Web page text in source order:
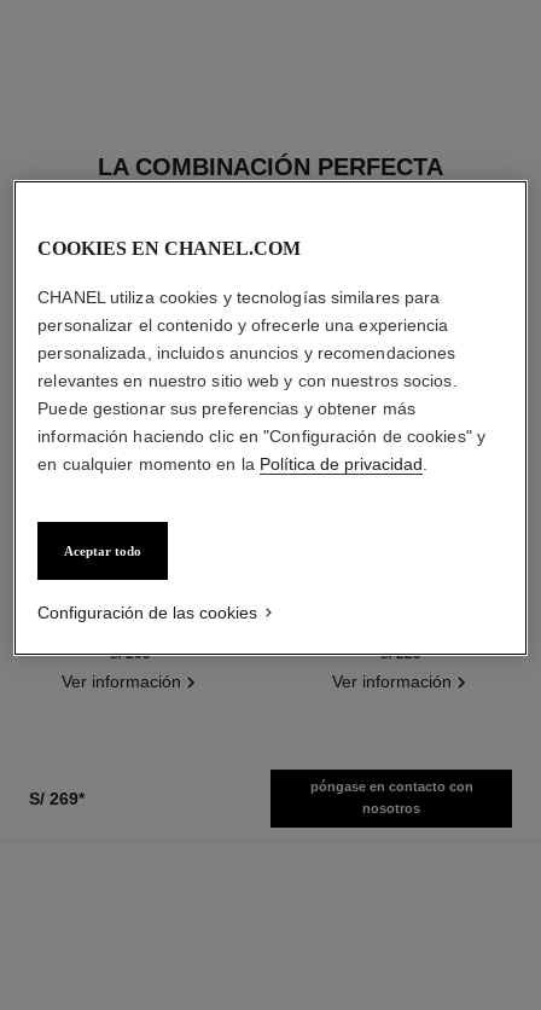
LA COMBINACIÓN PERFECTA
Ref. 169060
s/ 209*
Ver información
s/ 229*
Ver información
S/ 269*
póngase en contacto con
nosotros
COOKIES EN CHANEL.COM
CHANEL utiliza cookies y tecnologías similares para
personalizar el contenido y ofrecerle una experiencia
personalizada, incluidos anuncios y recomendaciones
relevantes en nuestro sitio web y con nuestros socios.
Puede gestionar sus preferencias y obtener más
información haciendo clic en "Configuración de cookies" y
en cualquier momento en la Política de privacidad
Aceptar todo
Configuración de las cookies